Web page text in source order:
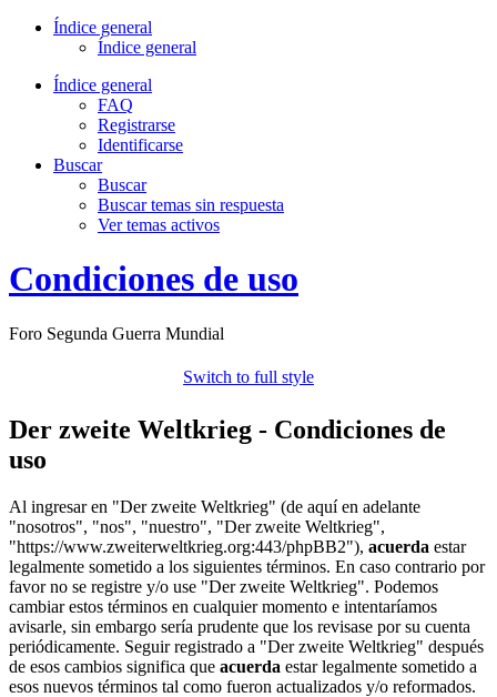
Índice general
Índice general
Índice general
FAQ
Registrarse
Identificarse
Buscar
Buscar
Buscar temas sin respuesta
Ver temas activos
Condiciones de uso
Foro Segunda Guerra Mundial
Switch to full style
Der zweite Weltkrieg - Condiciones de
uso
Al ingresar en "Der zweite Weltkrieg" (de aquí en adelante
"nosotros", "nos", "nuestro", "Der zweite Weltkrieg",
"https://www.zweiterweltkrieg.org:443/phpBB2"), acuerda estar
legalmente sometido a los siguientes términos. En caso contrario por
favor no se registre y/o use "Der zweite Weltkrieg". Podemos
cambiar estos términos en cualquier momento e intentaríamos
avisarle, sin embargo sería prudente que los revisase por su cuenta
periódicamente. Seguir registrado a "Der zweite Weltkrieg" después
de esos cambios significa que acuerda estar legalmente sometido a
esos nuevos términos tal como fueron actualizados y/o reformados.